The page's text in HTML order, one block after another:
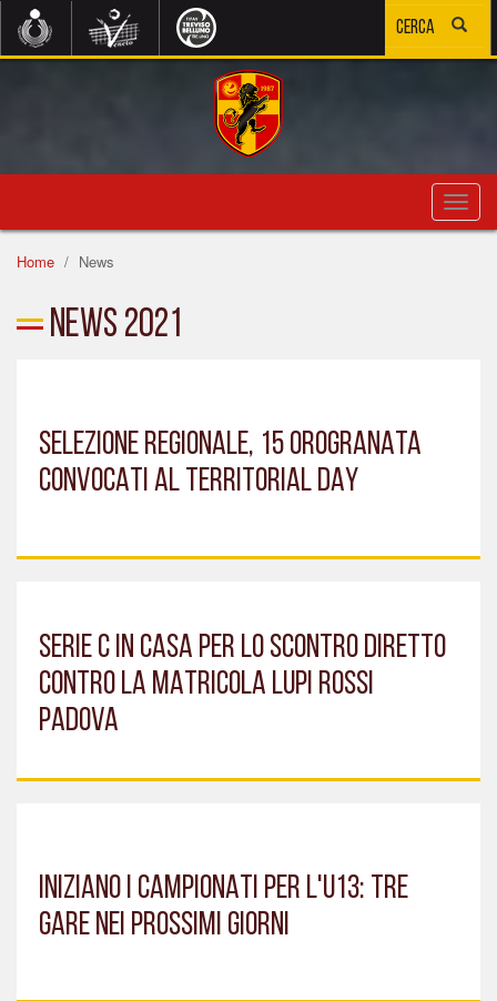
Home
News
News 2021
SELEZIONE REGIONALE, 15 OROGRANATA
CONVOCATI AL TERRITORIAL DAY
SERIE C IN CASA PER LO SCONTRO DIRETTO
CONTRO LA MATRICOLA LUPI ROSSI
PADOVA
INIZIANO I CAMPIONATI PER L'U13: TRE
GARE NEI PROSSIMI GIORNI